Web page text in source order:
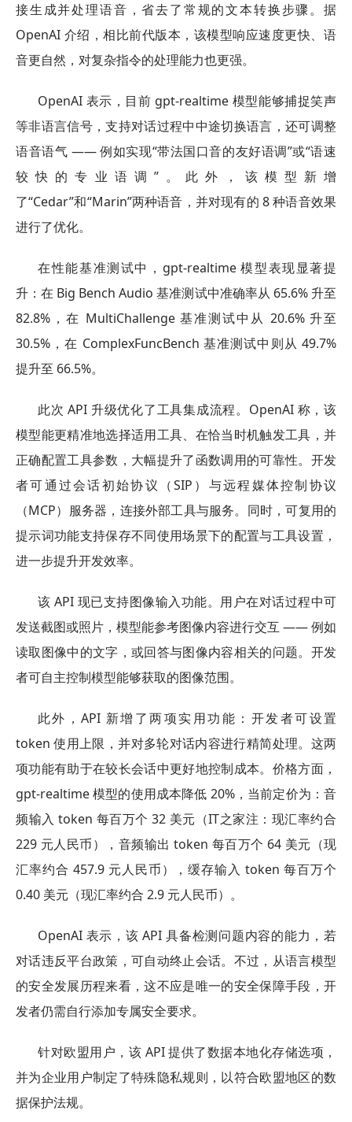
接生成并处理语音，省去了常规的文本转换步骤。据
OpenAI 介绍，相比前代版本，该模型响应速度更快、语
音更自然，对复杂指令的处理能力也更强。
OpenAI 表示，目前 gpt-realtime 模型能够捕捉笑声
等非语言信号，支持对话过程中中途切换语言，还可调整
语音语气 —— 例如实现“带法国口音的友好语调”或“语速
较快的专业语调”。此外，该模型新增
了“Cedar”和“Marin”两种语音，并对现有的 8 种语音效果
进行了优化。
在性能基准测试中，gpt-realtime 模型表现显著提
升：在 Big Bench Audio 基准测试中准确率从 65.6% 升至
82.8%，在 MultiChallenge 基准测试中从 20.6% 升至
30.5%，在 ComplexFuncBench 基准测试中则从 49.7%
提升至 66.5%。
此次 API 升级优化了工具集成流程。OpenAI 称，该
模型能更精准地选择适用工具、在恰当时机触发工具，并
正确配置工具参数，大幅提升了函数调用的可靠性。开发
者可通过会话初始协议（SIP）与远程媒体控制协议
（MCP）服务器，连接外部工具与服务。同时，可复用的
提示词功能支持保存不同使用场景下的配置与工具设置，
进一步提升开发效率。
该 API 现已支持图像输入功能。用户在对话过程中可
发送截图或照片，模型能参考图像内容进行交互 —— 例如
读取图像中的文字，或回答与图像内容相关的问题。开发
者可自主控制模型能够获取的图像范围。
此外，API 新增了两项实用功能：开发者可设置
token 使用上限，并对多轮对话内容进行精简处理。这两
项功能有助于在较长会话中更好地控制成本。价格方面，
gpt-realtime 模型的使用成本降低 20%，当前定价为：音
频输入 token 每百万个 32 美元（IT之家注：现汇率约合
229 元人民币），音频输出 token 每百万个 64 美元（现
汇率约合 457.9 元人民币），缓存输入 token 每百万个
0.40 美元（现汇率约合 2.9 元人民币）。
OpenAI 表示，该 API 具备检测问题内容的能力，若
对话违反平台政策，可自动终止会话。不过，从语言模型
的安全发展历程来看，这不应是唯一的安全保障手段，开
发者仍需自行添加专属安全要求。
针对欧盟用户，该 API 提供了数据本地化存储选项，
并为企业用户制定了特殊隐私规则，以符合欧盟地区的数
据保护法规。